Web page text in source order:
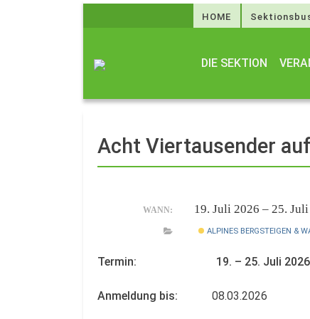
HOME
DIE SEKTION
Acht Viertausender
WANN: 19. Juli 2026 – 25.
ALPINES BERGSTEIGEN &
Termin: 19. – 25. Juli 2026
Anmeldung bis: 08.03.2026